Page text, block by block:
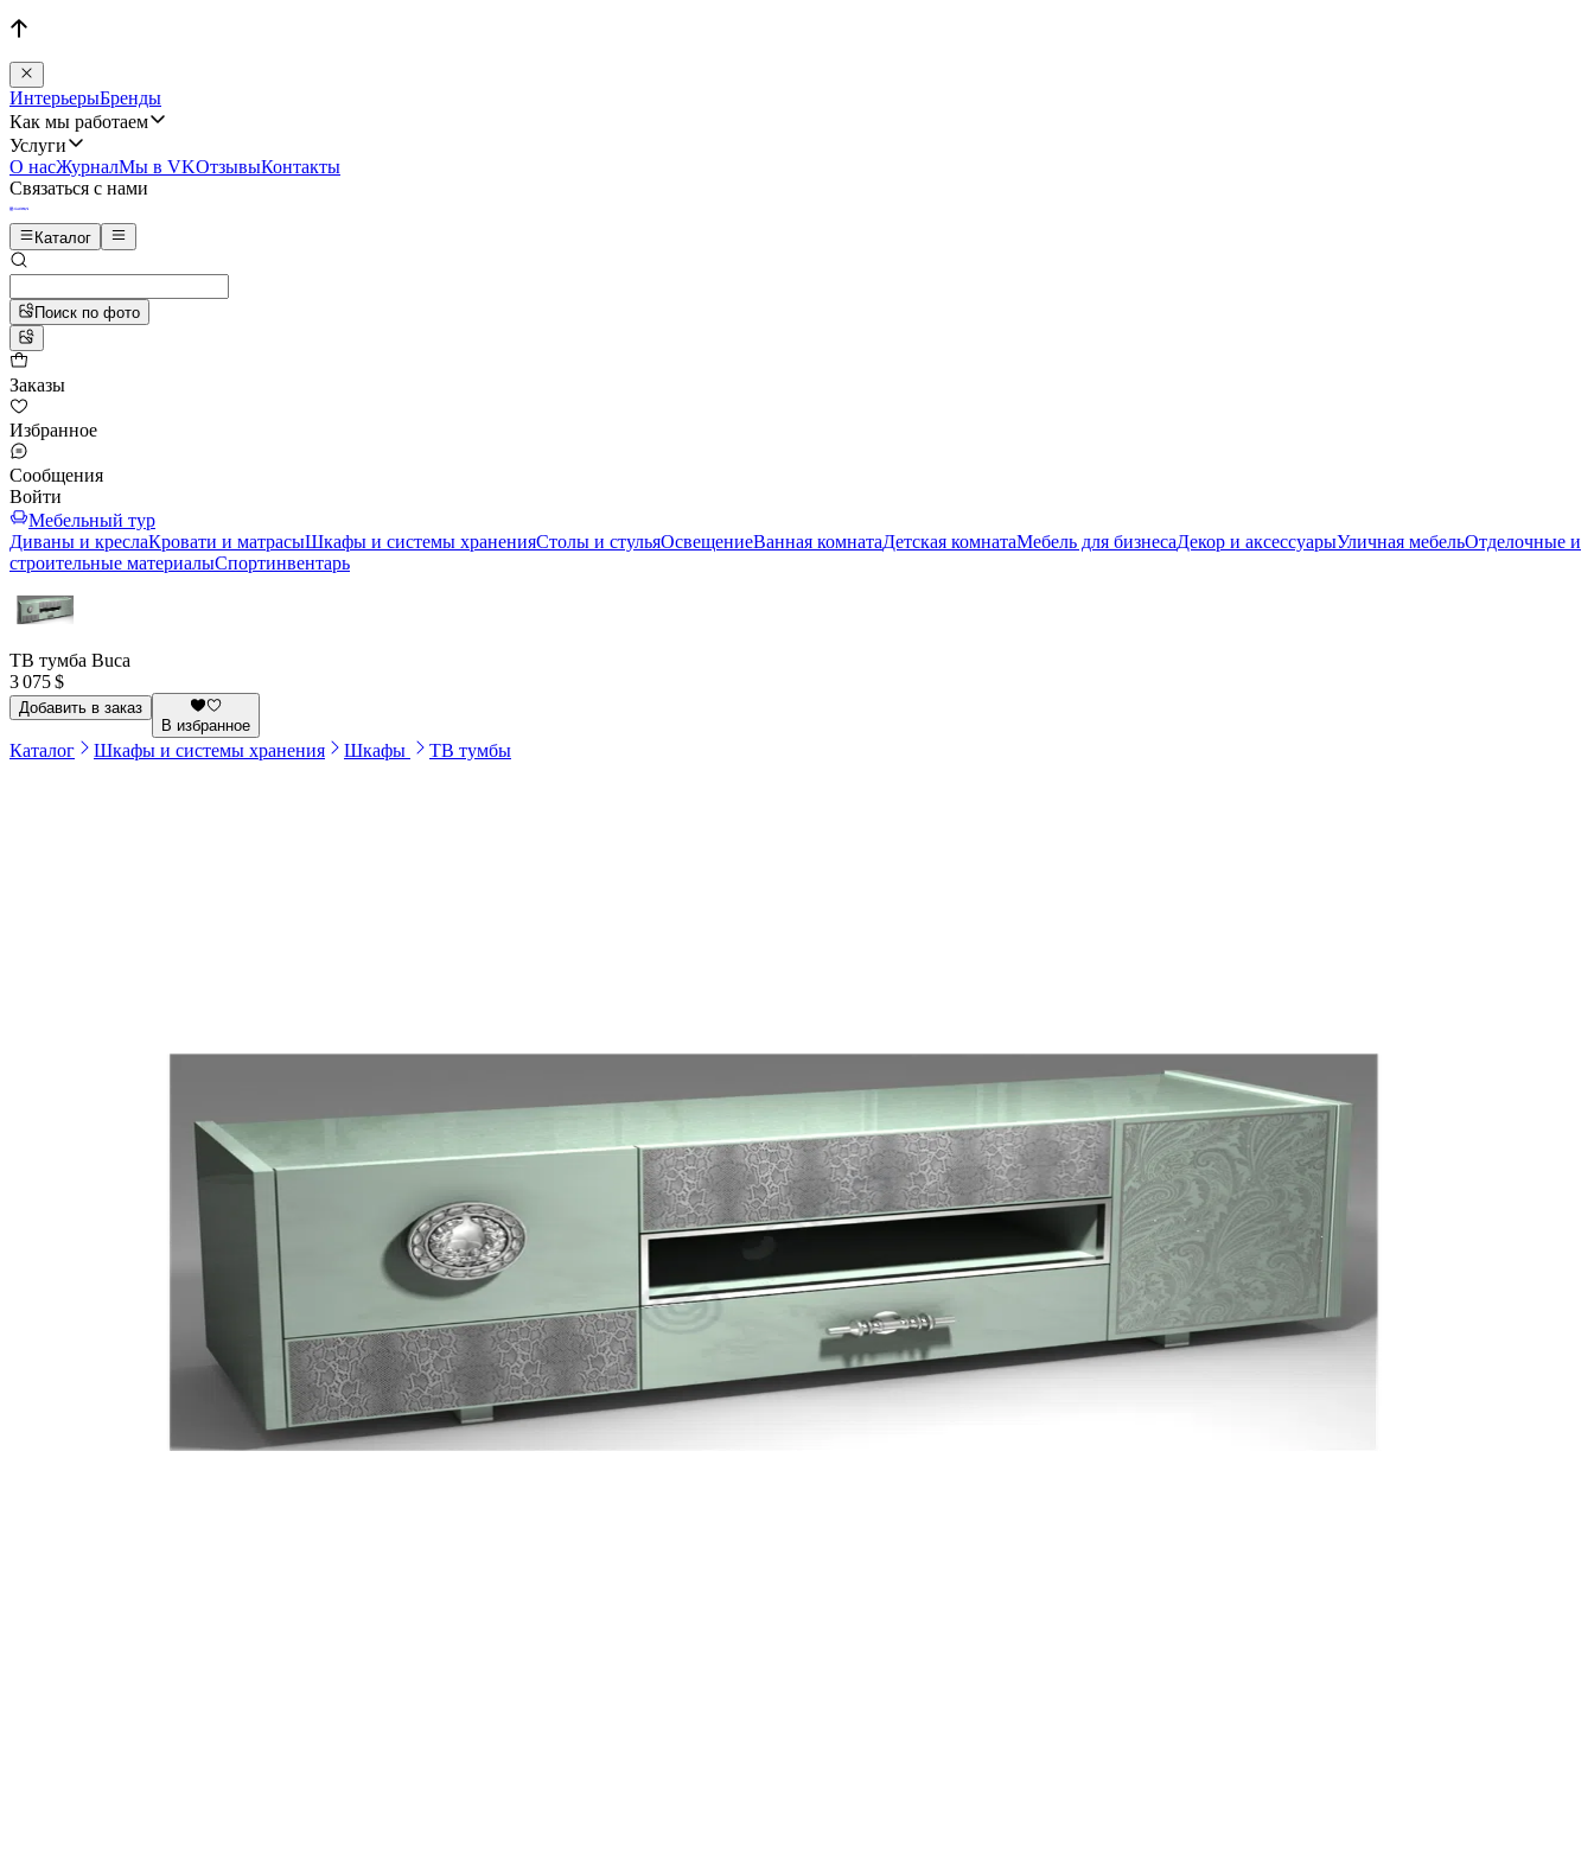
ИнтерьерыБренды
Как мы работаем
Услуги
О насЖурналМы в VKОтзывыКонтакты
Связаться с нами
Каталог
Поиск по фото
Заказы
Избранное
Сообщения
Войти
Мебельный тур
Диваны и креслаКровати и матрасыШкафы и системы храненияСтолы и стульяОсвещениеВанная комнатаДетская комнатаМебель для бизнесаДекор и аксессуарыУличная мебельОтделочные и
строительные материалыСпортинвентарь
ТВ тумба Buca
3 075 $
Добавить в заказ
В избранное
Каталог Шкафы и системы хранения Шкафы ТВ тумбы